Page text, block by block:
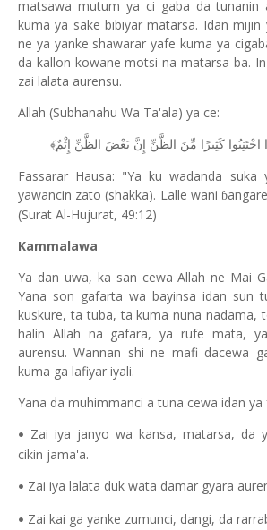
matsawa mutum ya ci gaba da
kuma ya sake bibiyar matarsa. Idan
ne ya yanke shawarar yafe kuma ya
da kallon kowane motsi na matarsa ba.
zai lalata aurensu.
Allah (Subhanahu Wa Ta'ala) ya ce:
اجْتَنِبُوا كَثِيرًا مِّنَ الظَّنِّ إِنَّ بَعْضَ الظَّنِّ إِثْمٌ﴾
Fassarar Hausa: "Ya ku wadanda suka
yawancin zato (shakka). Lalle wani ɓ
(Surat Al-Hujurat, 49:12)
Kammalawa
Ya dan uwa, ka san cewa Allah ne Mai
Yana son gafarta wa bayinsa idan sun
kuskure, ta tuba, ta kuma nuna nadama,
halin Allah na gafara, ya rufe mata,
aurensu. Wannan shi ne mafi dacewa
kuma ga lafiyar iyali.
Yana da muhimmanci a tuna cewa idan ya
• Zai iya janyo wa kansa, matarsa, da
cikin jama'a.
• Zai iya lalata duk wata damar gyara
• Zai kai ga yanke zumunci, dangi, da